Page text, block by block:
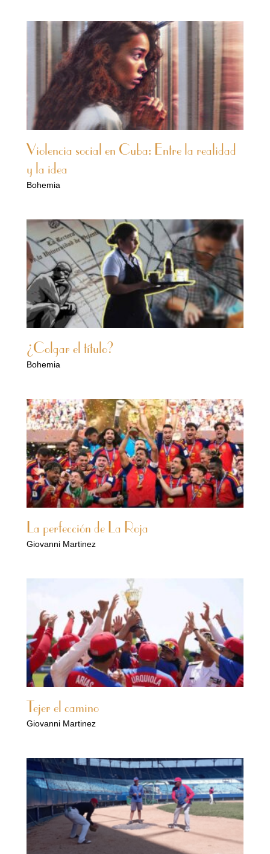
Violencia social en Cuba: Entre la realidad
y la idea
Bohemia
¿Colgar el título?
Bohemia
La perfección de La Roja
Giovanni Martinez
Tejer el camino
Giovanni Martinez